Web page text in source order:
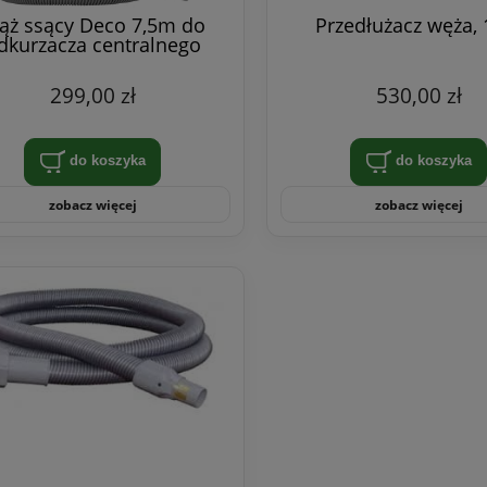
ssący Deco 7,5m do
centralnego
299,00 zł
do koszyka
zobacz więcej
Przedłużacz węża,
530,00 zł
do koszyka
zobacz więcej